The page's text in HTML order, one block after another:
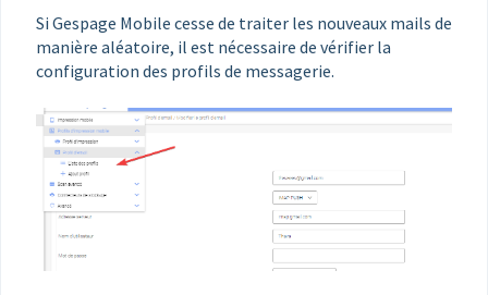
Si Gespage Mobile cesse de traiter les nouveaux mails de
manière aléatoire, il est nécessaire de vérifier la
configuration des profils de messagerie.